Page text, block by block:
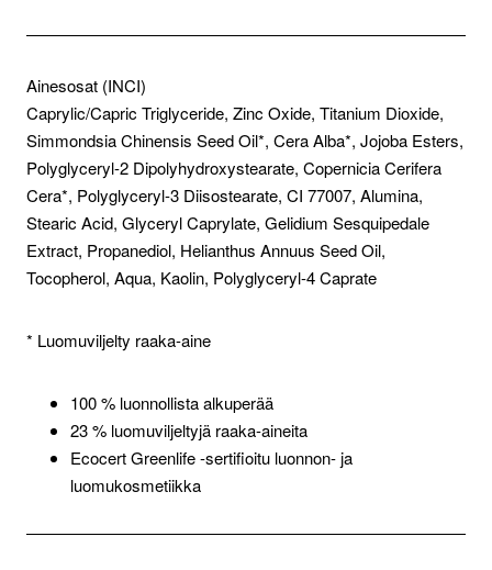
Ainesosat (INCI)
Caprylic/Capric Triglyceride, Zinc Oxide, Titanium Dioxide,
Simmondsia Chinensis Seed Oil*, Cera Alba*, Jojoba Esters,
Polyglyceryl-2 Dipolyhydroxystearate, Copernicia Cerifera
Cera*, Polyglyceryl-3 Diisostearate, CI 77007, Alumina,
Stearic Acid, Glyceryl Caprylate, Gelidium Sesquipedale
Extract, Propanediol, Helianthus Annuus Seed Oil,
Tocopherol, Aqua, Kaolin, Polyglyceryl-4 Caprate
* Luomuviljelty raaka-aine
100 % luonnollista alkuperää
23 % luomuviljeltyjä raaka-aineita
Ecocert Greenlife -sertifioitu luonnon- ja
luomukosmetiikka